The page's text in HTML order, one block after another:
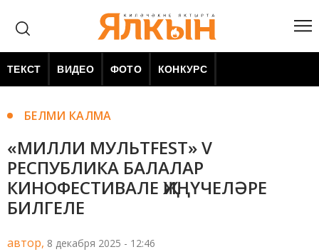
ТЕКСТ ВИДЕО ФОТО КОНКУРС
БЕЛМИ КАЛМА
«МИЛЛИ МУЛЬТFEST» V
РЕСПУБЛИКА БАЛАЛАР
КИНОФЕСТИВАЛЕ ҖИҢҮЧЕЛӘРЕ
БИЛГЕЛЕ
автор, 8 декабря 2025 - 12:46